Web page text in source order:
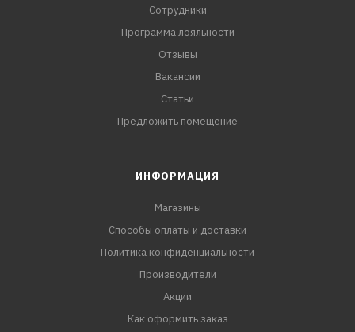
Сотрудники
Программа лояльности
Отзывы
Вакансии
Статьи
Предложить помещение
ИНФОРМАЦИЯ
Магазины
Способы оплаты и доставки
Политика конфиденциальности
Производители
Акции
Как оформить заказ